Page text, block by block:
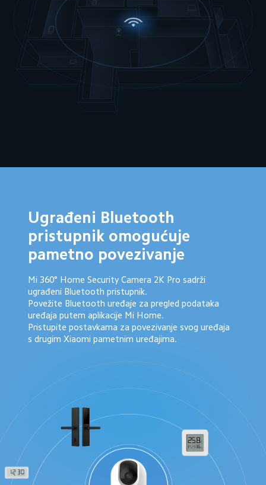
Ugrađeni Bluetooth
pristupnik omogućuje
pametno povezivanje
Mi 360° Home Security Camera 2K Pro sadrži
ugrađeni Bluetooth pristupnik.
Povežite Bluetooth uređaje za pregled podataka
uređaja putem aplikacije Mi Home.
Pristupite postavkama za povezivanje svog uređaja
s drugim Xiaomi pametnim uređajima.